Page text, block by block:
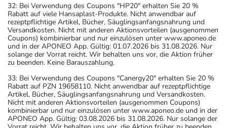
32: Bei Verwendung des Coupons "HP20" erhalten Sie 20 %
Rabatt auf viele Hansaplast-Produkte. Nicht anwendbar auf
rezeptpflichtige Artikel, Bücher, Säuglingsanfangsnahrung und
Versandkosten. Nicht mit anderen Aktionsvorteilen (ausgenommen
Coupons) kombinierbar und nur einzulösen unter www.aponeo.de
und in der APONEO App. Gültig: 01.07.2026 bis 31.08.2026. Nur
solange der Vorrat reicht. Wir behalten uns vor, die Aktion früher
zu beenden. Keine Barauszahlung.
33: Bei Verwendung des Coupons "Canergy20" erhalten Sie 20 %
Rabatt auf PZN 19658110. Nicht anwendbar auf rezeptpflichtige
Artikel, Bücher, Säuglingsanfangsnahrung und Versandkosten.
Nicht mit anderen Aktionsvorteilen (ausgenommen Coupons)
kombinierbar und nur einzulösen unter www.aponeo.de und in der
APONEO App. Gültig: 03.08.2026 bis 31.08.2026. Nur solange der